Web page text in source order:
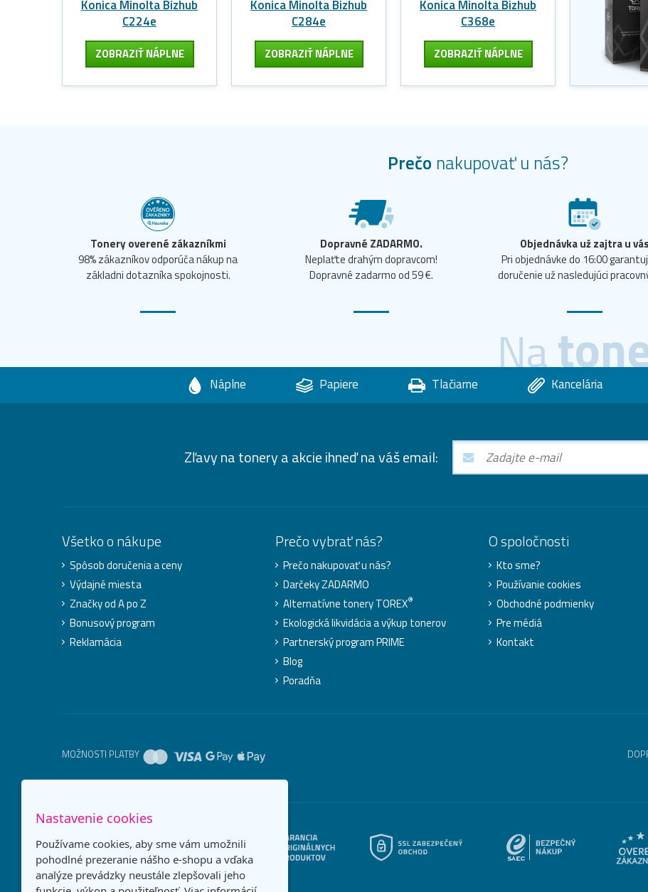
Konica Minolta Bizhub
C224e
ZOBRAZIŤ NÁPLNE
Konica Minolta Bizhub
C284e
ZOBRAZIŤ NÁPLNE
Konica Minolta Bizhub
C368e
ZOBRAZIŤ NÁPLNE
Prečo nakupovať u nás?
Tonery overené zákazníkmi
98% zákazníkov odporúča nákup na
základni dotazníka spokojnosti.
Dopravné ZADARMO.
Neplaťte drahým dopravcom!
Dopravné zadarmo od 59 €.
Objednávka už zajtra u vás
Pri objednávke do 16:00
doručenie už nasledujúci
Na
Náplne Papiere Tlačiarne Kancelária
Zľavy na tonery a akcie ihneď na váš email:
Všetko o nákupe
Spôsob doručenia a ceny
Výdajné miesta
Značky od A po Z
Bonusový program
Reklamácia
Prečo vybrať nás?
Prečo nakupovať u nás?
Darčeky ZADARMO
Alternatívne tonery TOREX®
Ekologická likvidácia a výkup tonerov
Partnerský program PRIME
Blog
Poradňa
O spoločnosti
Kto sme?
Používanie cookies
Obchodné podmienky
Pre médiá
Kontakt
MOŽNOSTI PLATBY
Nastavenie cookies
Používame cookies, aby sme vám umožnili
pohodlné prezeranie nášho e-shopu a vďaka
analýze prevádzky neustále zlepšovali jeho